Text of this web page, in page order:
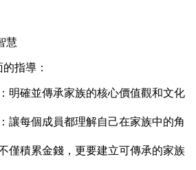
慧
指導：
明確並傳承家族的核心價值觀和文化
讓每個成員都理解自己在家族中的角
僅積累金錢，更要建立可傳承的家族